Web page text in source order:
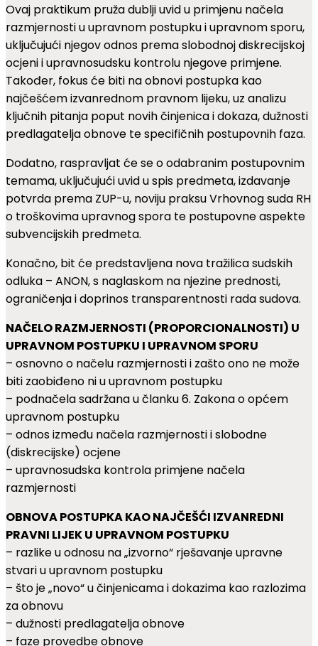
Ovaj praktikum pruža dublji uvid u primjenu načela
razmjernosti u upravnom postupku i upravnom sporu,
uključujući njegov odnos prema slobodnoj diskrecijskoj
ocjeni i upravnosudsku kontrolu njegove primjene.
Također, fokus će biti na obnovi postupka kao
najčešćem izvanrednom pravnom lijeku, uz analizu
ključnih pitanja poput novih činjenica i dokaza, dužnosti
predlagatelja obnove te specifičnih postupovnih faza.
Dodatno, raspravljat će se o odabranim postupovnim
temama, uključujući uvid u spis predmeta, izdavanje
potvrda prema ZUP-u, noviju praksu Vrhovnog suda RH
o troškovima upravnog spora te postupovne aspekte
subvencijskih predmeta.
Konačno, bit će predstavljena nova tražilica sudskih
odluka – ANON, s naglaskom na njezine prednosti,
ograničenja i doprinos transparentnosti rada sudova.
NAČELO RAZMJERNOSTI (PROPORCIONALNOSTI) U
UPRAVNOM POSTUPKU I UPRAVNOM SPORU
– osnovno o načelu razmjernosti i zašto ono ne može
biti zaobiđeno ni u upravnom postupku
– podnačela sadržana u članku 6. Zakona o općem
upravnom postupku
– odnos između načela razmjernosti i slobodne
(diskrecijske) ocjene
– upravnosudska kontrola primjene načela
razmjernosti
OBNOVA POSTUPKA KAO NAJČEŠĆI IZVANREDNI
PRAVNI LIJEK U UPRAVNOM POSTUPKU
– razlike u odnosu na „izvorno“ rješavanje upravne
stvari u upravnom postupku
– što je „novo“ u činjenicama i dokazima kao razlozima
za obnovu
– dužnosti predlagatelja obnove
– faze provedbe obnove